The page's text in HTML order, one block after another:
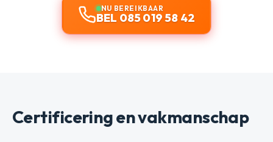
NU BEREIKBAAR
BEL 085 019 58 42
Certificering en vakmanschap